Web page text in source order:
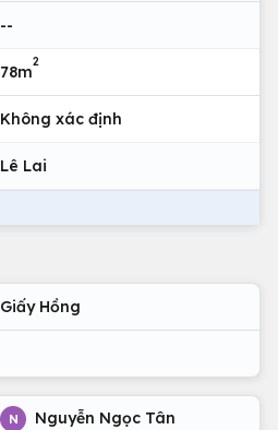
--
78m
2
Không xác định
Lê Lai
Giấy Hồng
N Nguyễn Ngọc Tân